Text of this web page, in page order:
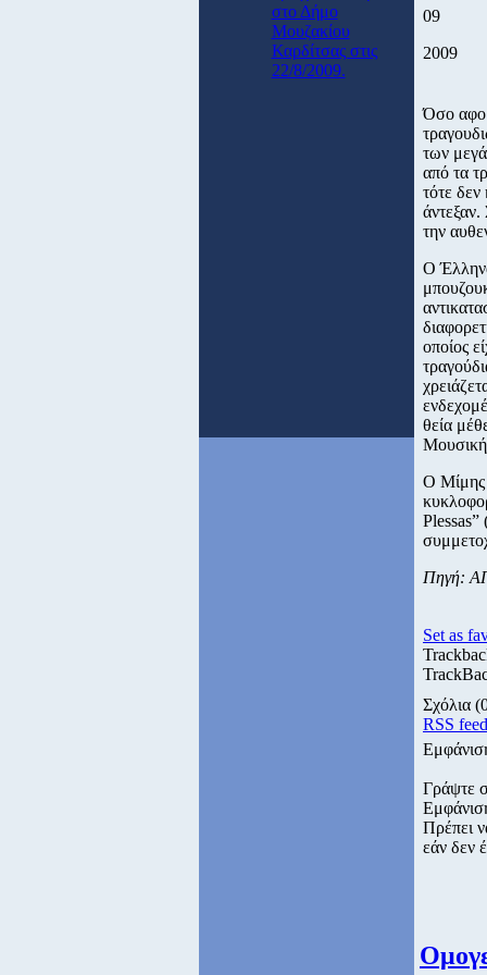
στο Δήμο
Μουζακίου
Καρδίτσας στις
22/8/2009.
09
2009
Όσο
των
από τα
τότε
την
Ο
οποίος
θεία
Ο Μίμης
Πηγή:
Set as
Σχόλια
RSS
Γράψτε
Πρέπει
εάν δεν